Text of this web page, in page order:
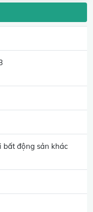
bất động sản khác